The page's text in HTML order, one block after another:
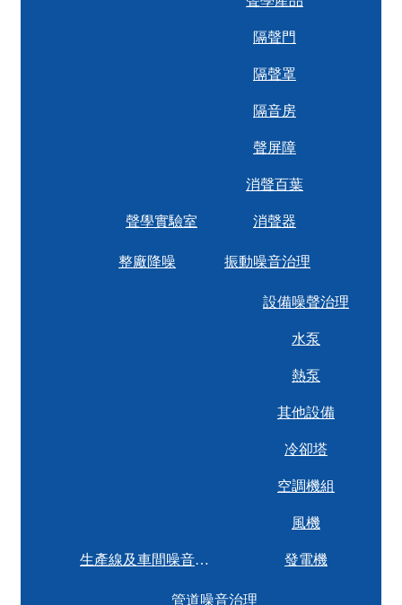
聲學實驗室
隔聲門
隔聲罩
隔音房
聲屏障
消聲百葉
消聲器
整廠降噪 振動噪音治理
生產線及車間噪音治理
設備噪聲治理
水泵
熱泵
其他設備
冷卻塔
空調機組
風機
發電機
管道噪音治理